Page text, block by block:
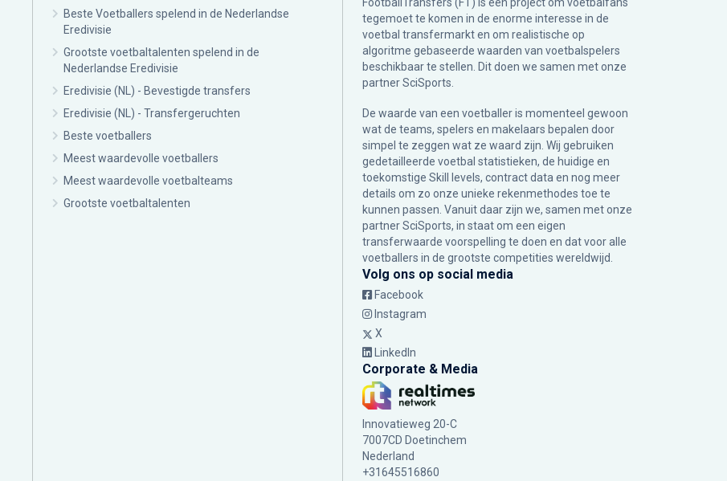
Beste Voetballers spelend in de Nederlandse
Eredivisie
Grootste voetbaltalenten spelend in de
Nederlandse Eredivisie
Eredivisie (NL) - Bevestigde transfers
Eredivisie (NL) - Transfergeruchten
Beste voetballers
Meest waardevolle voetballers
Meest waardevolle voetbalteams
Grootste voetbaltalenten
tegemoet te komen in de enorme interesse in de
voetbal transfermarkt en om realistische op
algoritme gebaseerde waarden van voetbalspelers
beschikbaar te stellen. Dit doen we samen met onze
partnerSciSports
De waarde van een voetballer is momenteel gewoon
wat de teams, spelers en makelaars bepalen door
simpel te zeggen wat ze waard zijn. Wij gebruiken
gedetailleerde voetbal statistieken, de huidige en
toekomstige Skill levels, contract data en nog meer
details om zo onze unieke rekenmethodes toe te
kunnen passen. Vanuit daar zijn we, samen met onze
partner SciSports, in staat om een eigen
transferwaarde voorspelling te doen en dat voor alle
voetballers in de grootste competities wereldwijd.
Volg ons op social media
Facebook
Instagram
X
LinkedIn
Corporate & Media
Innovatieweg 20-C
7007CD Doetinchem
Nederland
+31645516860